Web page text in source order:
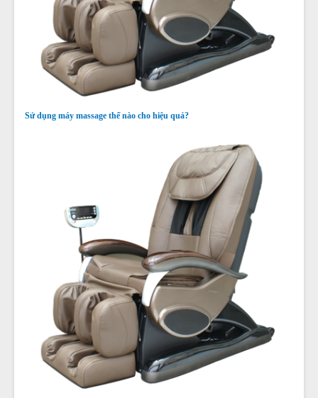
Sử dụng máy massage thế nào cho hiệu quả?